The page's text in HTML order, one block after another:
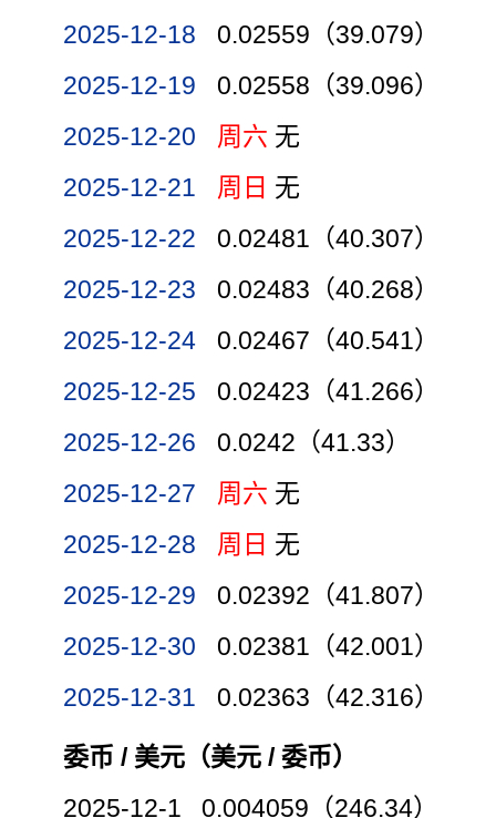
2025-12-18
0.02559（39.079）
2025-12-19
0.02558（39.096）
2025-12-20
周六 无
2025-12-21
周日 无
2025-12-22
0.02481（40.307）
2025-12-23
0.02483（40.268）
2025-12-24
0.02467（40.541）
2025-12-25
0.02423（41.266）
2025-12-26
0.0242（41.33）
2025-12-27
周六 无
2025-12-28
周日 无
2025-12-29
0.02392（41.807）
2025-12-30
0.02381（42.001）
2025-12-31
0.02363（42.316）
委币 / 美元（美元 / 委币）
2025-12-1 0.004059（246.34）